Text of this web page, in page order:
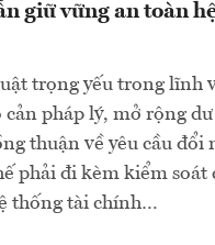
giữ vững an toàn
trọng yếu trong lĩnh
pháp lý, mở rộng
thuận về yêu cầu đổi
phải đi kèm kiểm soát
thống tài chính…